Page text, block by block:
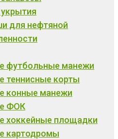
для нефтяной
футбольные манежи
теннисные корты
конные манежи
ФОК
хоккейные площадки
картодромы